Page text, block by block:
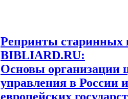
Репринты старинных
BIBLIARD.RU:
Основы организации
управления в России